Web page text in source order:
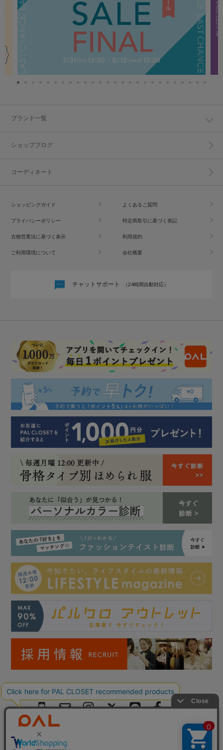
ブランド一覧
ショップブログ
コーディネート
ショッピングガイド よくあるご質問
プライバシーポリシー 特定商取引に基づく表記
古物営業法に基づく表示 利用規約
ご利用環境について 会社概要
チャットサポート （24時間自動対応）